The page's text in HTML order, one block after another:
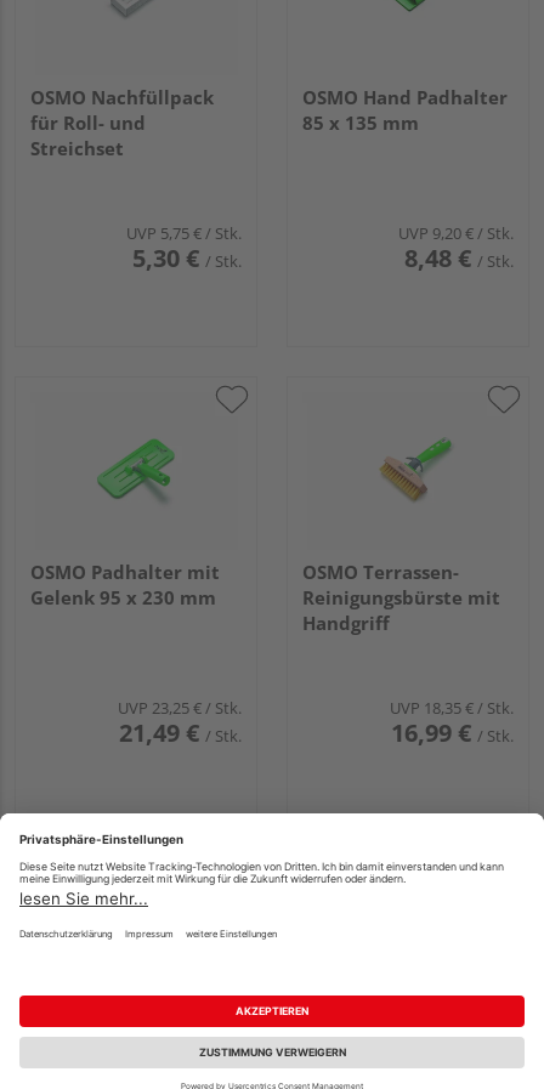
OSMO Nachfüllpack
für Roll- und
Streichset
UVP 5,75 €/ Stk.
5,30 € / Stk.
OSMO Hand Padhalter
85 x 135 mm
UVP 9,20 €/ Stk.
8,48 € / Stk.
OSMO Padhalter mit
Gelenk 95 x 230 mm
UVP 23,25 €/ Stk.
21,49 € / Stk.
OSMO Terrassen-
Reinigungsbürste mit
Handgriff
UVP 18,35 €/ Stk.
16,99 € / Stk.
Faxe Schleifschrubber